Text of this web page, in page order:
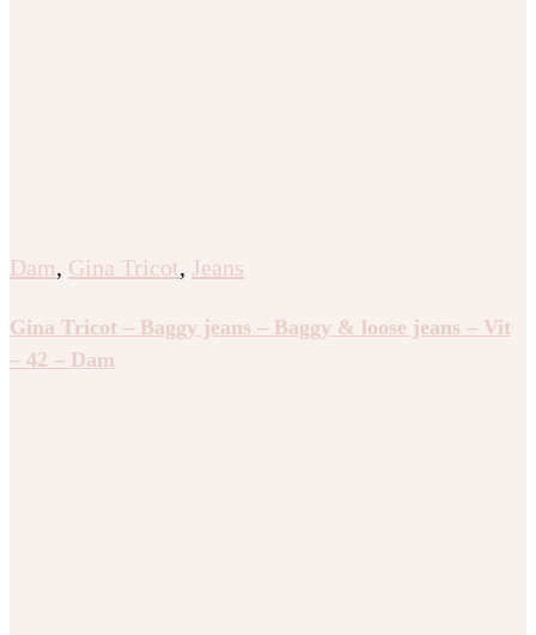
Dam, Gina Tricot, Jeans
Gina Tricot – Baggy jeans – Baggy & loose jeans – Vit
– 42 – Dam